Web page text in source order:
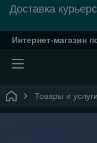
Доставка
Интернет-магазин
Товары и услуги